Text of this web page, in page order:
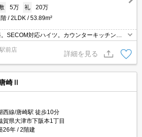
5万 礼
20万
2LDK 53.89m²
SECOM対応ハイツ。カウンターキッチン。
55,000円。温水洗浄便座付き。バス・トイレ
前店
詳細を見る
崎Ⅱ
西線/唐崎駅 徒歩10分
賀県大津市下阪本1丁目
26年
2階建